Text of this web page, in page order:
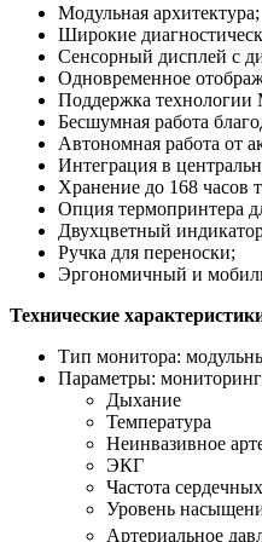
Модульная архитектура;
Широкие
Сенсорный дисплей с
Одновременное
Поддержка технологии
Бесшумная работа
Автономная работа от
Интеграция в
Хранение до 168 часов
Опция термопринтера
Двухцветный
Ручка для переноски;
Эргономичный и
Технические
Тип монитора:
Параметры:
Дыхание
Температура
Неинвазивное
ЭКГ
Частота
Уровень
Артериальное